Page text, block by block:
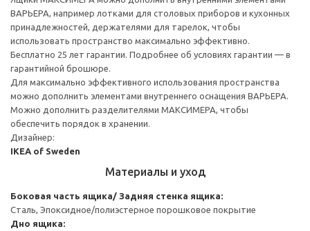
ВАРЬЕРА, например лотками для столовых приборов и кухонных
принадлежностей, держателями для тарелок, чтобы
использовать пространство максимально эффективно.
Бесплатно 25 лет гарантии. Подробнее об условиях гарантии — в
гарантийной брошюре.
Для максимально эффективного использования пространства
можно дополнить элементами внутреннего оснащения ВАРЬЕРА.
Можно дополнить разделителями МАКСИМЕРА, чтобы
обеспечить порядок в хранении.
Дизайнер:
IKEA of Sweden
Материалы и уход
Боковая часть ящика/ Задняя стенка ящика:
Сталь, Эпоксидное/полиэстерное порошковое покрытие
Дно ящика: